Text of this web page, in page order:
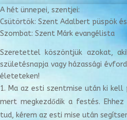
A hét ünnepei, szentjei:
Csütörtök: Szent Adalbert püspök
Szombat: Szent Márk evangélista
Szeretettel köszöntjük azokat,
születésnapja vagy házassági
életeteken!
Ma az esti szentmise után ki
mert megkezdődik a festés.
tud, kérem az esti mise után